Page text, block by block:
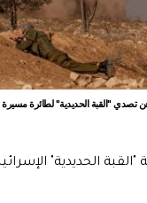
تصدي "القبة الحديدية" لطائرة
الحديدية"